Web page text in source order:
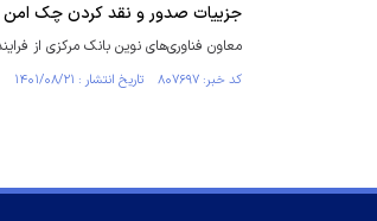
جزییات صدور و نقد کردن چک امن
معاون فناوری‌های نوین بانک مرکزی از
کد خبر: ۸۰۷۶۹۷ تاریخ انتشار : ۱۴۰۱/۰۸/۲۱